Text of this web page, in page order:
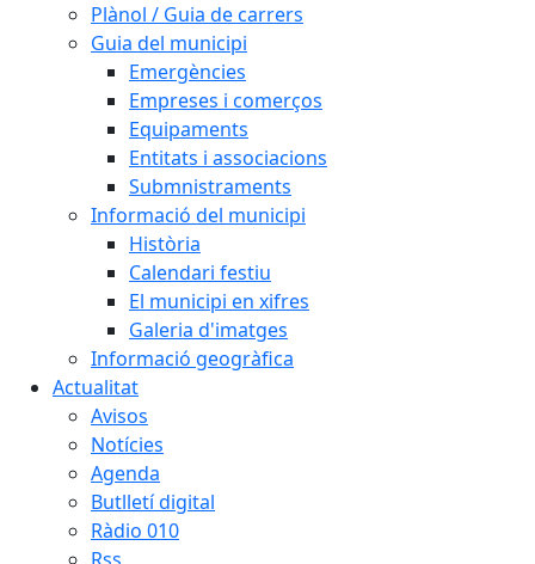
Plànol / Guia de carrers
Guia del municipi
Emergències
Empreses i comerços
Equipaments
Entitats i associacions
Submnistraments
Informació del municipi
Història
Calendari festiu
El municipi en xifres
Galeria d'imatges
Informació geogràfica
Actualitat
Avisos
Notícies
Agenda
Butlletí digital
Ràdio 010